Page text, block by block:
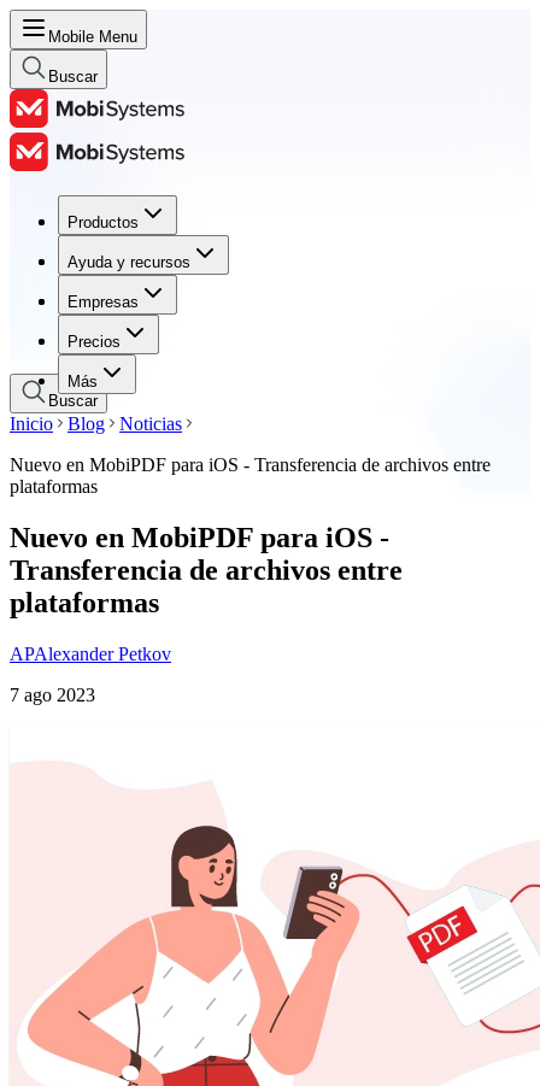
Mobile Menu
Buscar
Productos
Ayuda y recursos
Empresas
Precios
Más
Productos
Ayuda y recursos
Empresas
Precios
Buscar
Inicio Blog
Noticias
Nuevo en MobiPDF para iOS - Transferencia de archivos entre
plataformas
Nuevo en MobiPDF para iOS -
Transferencia de archivos entre
plataformas
APAlexander Petkov
7 ago 2023